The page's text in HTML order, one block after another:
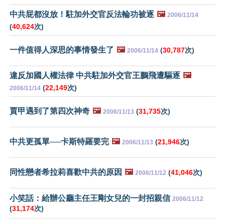
中共屁都沒放！駐加外交官反法輪功被逐 🖼️ 2006/11/14
(40,624次)
一件值得人深思的事情發生了 🖼️ 2006/11/14 (30,787次)
違反加國人權法律 中共駐加外交官王鵬飛遭驅逐 🖼️
2006/11/14 (22,149次)
賈甲遇到了第四次神奇 🖼️ 2006/11/13 (31,735次)
中共更孤單──卡斯特羅要完 🖼️ 2006/11/13 (21,946次)
同性戀者希拉莉喜歡中共的原因 🖼️ 2006/11/12 (41,046次)
小笑話：給辦公廳主任王剛女兒的一封招親信 2006/11/12
(31,174次)